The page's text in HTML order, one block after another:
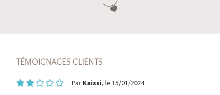
TÉMOIGNAGES CLIENTS
Par Kaissi, le 15/01/2024